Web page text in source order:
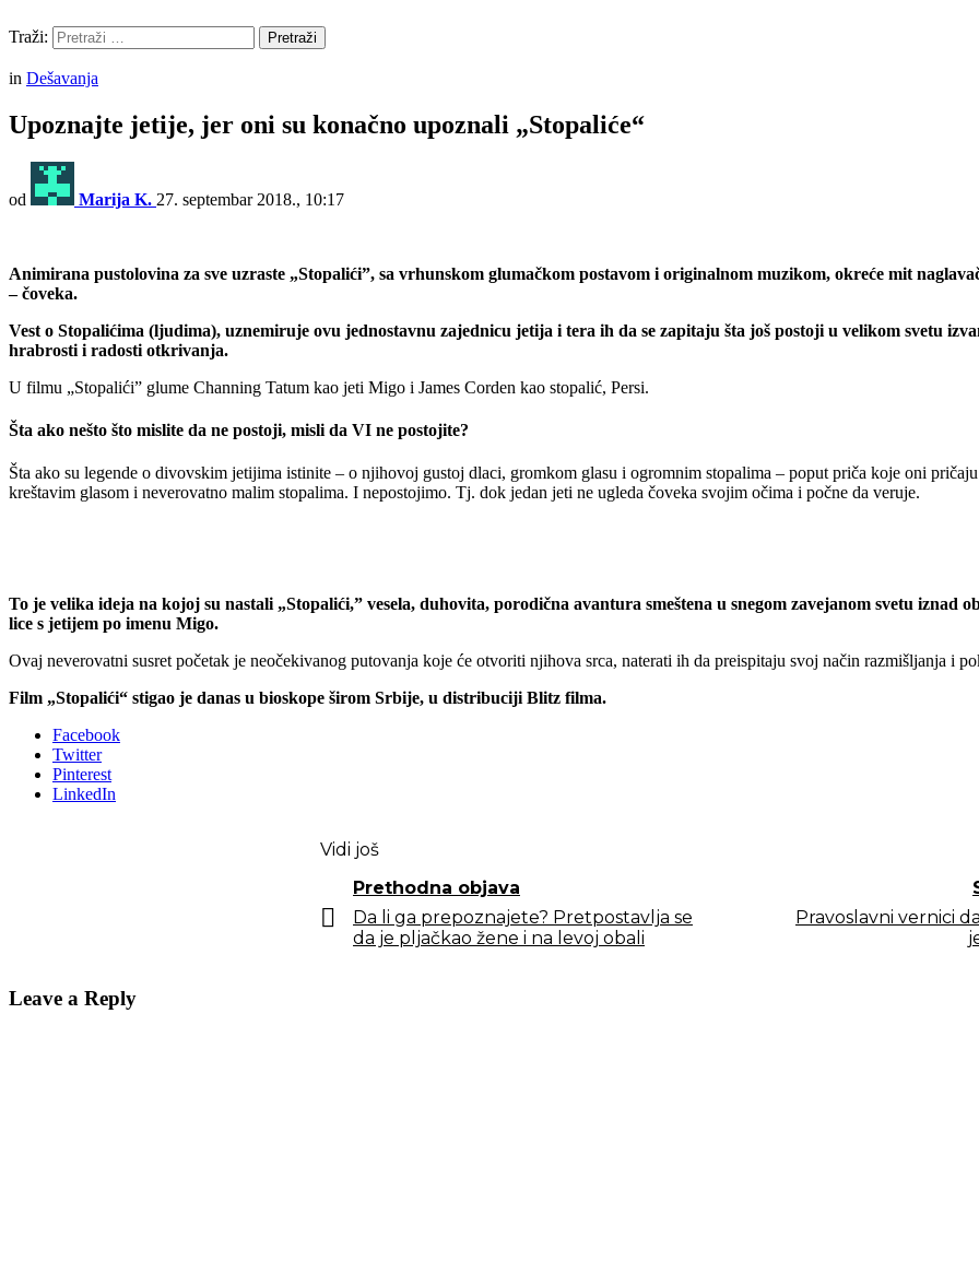
Traži:
Pretraži
in Dešavanja
Upoznajte jetije, jer oni su konačno upoznali „Stopaliće“
od Marija K. 27. septembar 2018., 10:17
Animirana pustolovina za sve uzraste „Stopalići”, sa vrhunskom glumačkom postavom i originalnom muzikom, okreće mit
– čoveka.
Vest o Stopalićima (ljudima), uznemiruje ovu jednostavnu zajednicu jetija i tera ih da se zapitaju šta još postoji u velikom svetu
hrabrosti i radosti otkrivanja.
U filmu „Stopalići” glume Channing Tatum kao jeti Migo i James Corden kao stopalić, Persi.
Šta ako nešto što mislite da ne postoji, misli da VI ne postojite?
Šta ako su legende o divovskim jetijima istinite – o njihovoj gustoj dlaci, gromkom glasu i ogromnim stopalima – poput priča koje oni
kreštavim glasom i neverovatno malim stopalima. I nepostojimo. Tj. dok jedan jeti ne ugleda čoveka svojim očima i počne da veruje.
To je velika ideja na kojoj su nastali „Stopalići,” vesela, duhovita, porodična avantura smeštena u snegom zavejanom svetu iznad
lice s jetijem po imenu Migo.
Ovaj neverovatni susret početak je neočekivanog putovanja koje će otvoriti njihova srca, naterati ih da preispitaju svoj način razmišljanja i
Film „Stopalići“ stigao je danas u bioskope širom Srbije, u distribuciji Blitz filma.
Facebook
Twitter
Pinterest
LinkedIn
Vidi još
Prethodna objava
Da li ga prepoznajete? Pretpostavlja se
da je pljačkao žene i na levoj obali
Pravoslavni vernici
Leave a Reply